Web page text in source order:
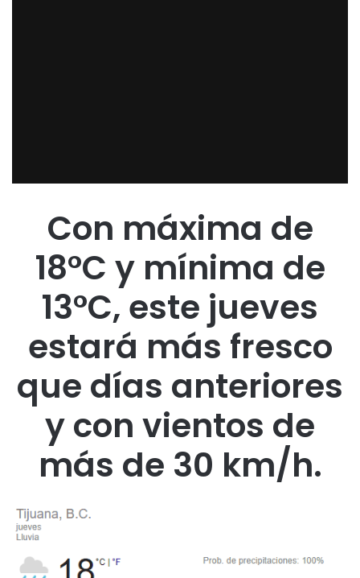
Con máxima de
18°C y mínima de
13°C, este jueves
estará más fresco
que días anteriores
y con vientos de
más de 30 km/h.